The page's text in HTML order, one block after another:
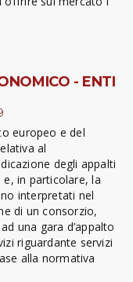
- ENTI
europeo e del
al
degli appalti
in particolare, la
interpretati nel
di un consorzio,
una gara d’appalto
riguardante servizi
alla normativa